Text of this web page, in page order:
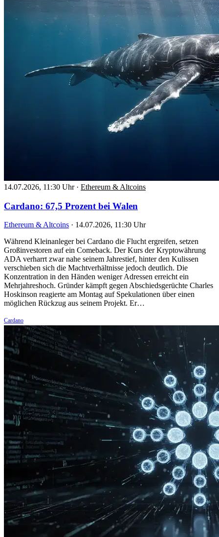
14.07.2026, 11:30 Uhr · Ethereum & Altcoins
Cardano: 67,5 Prozent bei Walen
Ethereum & Altcoins · 14.07.2026, 11:30 Uhr
Während Kleinanleger bei Cardano die Flucht ergreifen, setzen
Großinvestoren auf ein Comeback. Der Kurs der Kryptowährung
ADA verharrt zwar nahe seinem Jahrestief, hinter den Kulissen
verschieben sich die Machtverhältnisse jedoch deutlich. Die
Konzentration in den Händen weniger Adressen erreicht ein
Mehrjahreshoch. Gründer kämpft gegen Abschiedsgerüchte Charles
Hoskinson reagierte am Montag auf Spekulationen über einen
möglichen Rückzug aus seinem Projekt. Er…
Cardano